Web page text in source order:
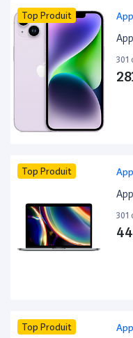
Top Produit
301
Top Produit
301
Top Produit